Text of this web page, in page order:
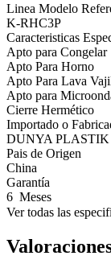
Linea Modelo
K-RHC3P
Caracteristicas
Apto para Congelar
Apto Para Horno
Apto Para Lava
Apto para
Cierre Hermético
Importado o
DUNYA
Pais de Origen
China
Garantía
6 Meses
Ver todas las